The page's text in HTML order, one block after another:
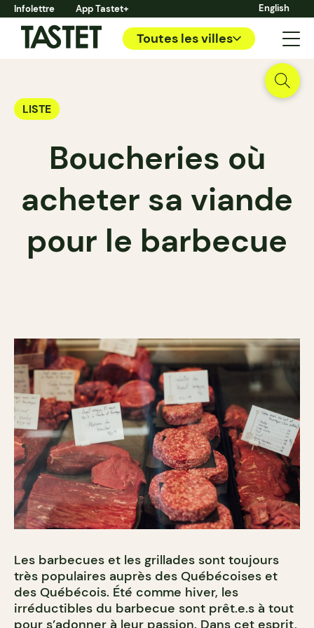
Infolettre App Tastet+ English
Toutes les villes
LISTE
Boucheries où
acheter sa viande
pour le barbecue
Les barbecues et les grillades sont toujours
très populaires auprès des Québécoises et
des Québécois. Été comme hiver, les
irréductibles du barbecue sont prêt.e.s à tout